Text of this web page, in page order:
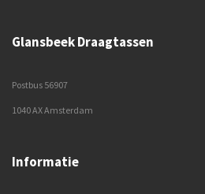
Glansbeek Draagtassen
Postbus 56907
1040 AX Amsterdam
Informatie